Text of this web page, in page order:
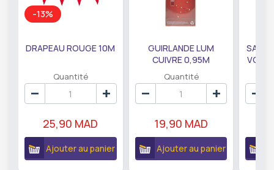
-13%
DRAPEAU ROUGE 10M
Quantité
25,90 MAD
Ajouter au panier
GUIRLANDE LUM
CUIVRE 0,95M
DE79207
Quantité
19,90 MAD
Ajouter au panier